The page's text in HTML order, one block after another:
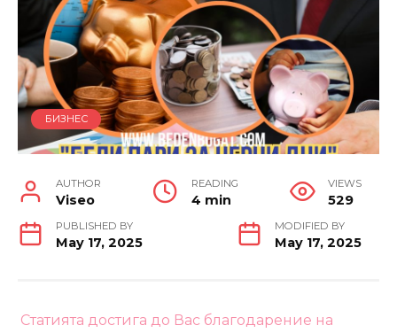
БИЗНЕС
AUTHOR
Viseo
READING
4 min
VIEWS
529
PUBLISHED BY
May 17, 2025
MODIFIED BY
May 17, 2025
Статията достига до Вас благодарение на